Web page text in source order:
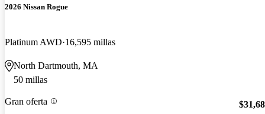
2026 Nissan Rogue
Platinum AWD 16,595 millas
North Dartmouth, MA
50 millas
Gran oferta